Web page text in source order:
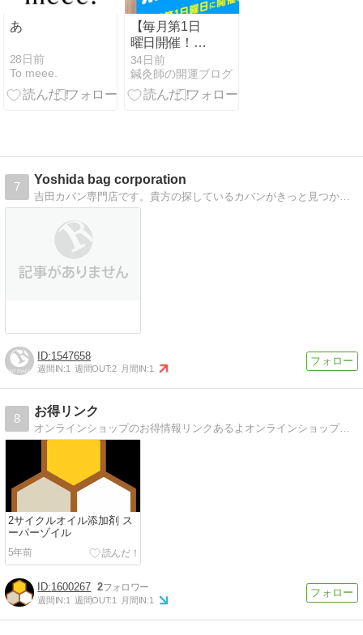
あ
28日前
To meee.
【毎月第1日
曜日開催！】
「スカパー！
無料の日」
34日前
鍼灸師の開運ブログ
7
Yoshida bag corporation
吉田カバン専門店です。貴方の探しているカバンがきっと見つかります。サイト内での購入も出来ますよ。
1547658
週間IN:1 週間OUT:2 月間IN:1
8
お得リンク
オンラインショップのお得情報リンクあるよオンラインショップのリンクやお得情報をアップ
2サイクルオイル添加剤 ス
ーパーゾイル
5年前
1600267 2
週間IN:1 週間OUT:1 月間IN:1